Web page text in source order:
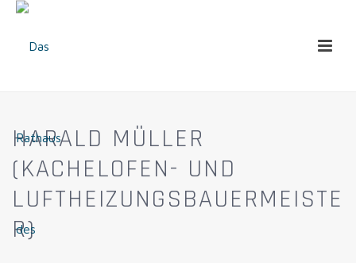
HARALD MÜLLER
(KACHELOFEN- UND
LUFTHEIZUNGSBAUERMEISTE
R)